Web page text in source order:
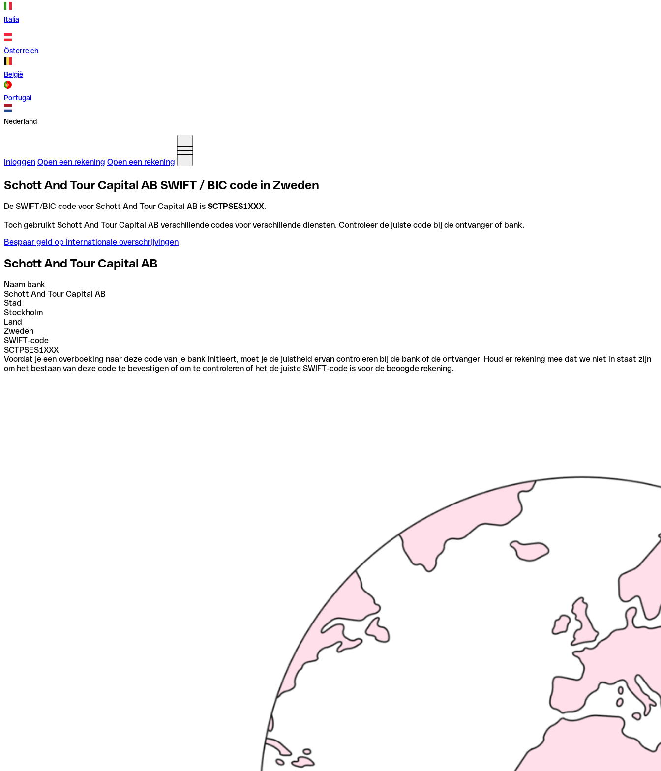
Italia
Österreich
België
Portugal
Nederland
Inloggen Open een rekening Open een rekening
Schott And Tour Capital AB SWIFT / BIC code in Zweden
De SWIFT/BIC code voor Schott And Tour Capital AB is SCTPSES1XXX.
Toch gebruikt Schott And Tour Capital AB verschillende codes voor verschillende diensten. Controleer de juiste code bij de ontvanger of bank.
Bespaar geld op internationale overschrijvingen
Schott And Tour Capital AB
Naam bank
Schott And Tour Capital AB
Stad
Stockholm
Land
Zweden
SWIFT-code
SCTPSES1XXX
Voordat je een overboeking naar deze code van je bank initieert, moet je de juistheid ervan controleren bij de bank of de ontvanger. Houd er rekening mee dat we niet in staat zijn
om het bestaan van deze code te bevestigen of om te controleren of het de juiste SWIFT-code is voor de beoogde rekening.